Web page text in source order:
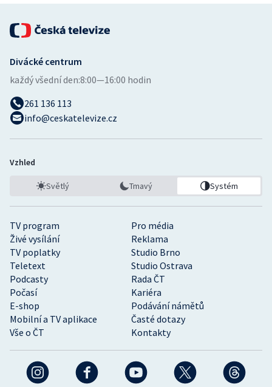
TV program
Pro média
Živé vysílání
Reklama
TV poplatky
Studio Brno
Teletext
Studio Ostrava
Podcasty
Rada ČT
Počasí
Kariéra
E-shop
Podávání námětů
Mobilní a TV aplikace
Časté dotazy
Vše o ČT
Kontakty
Divácké centrum
každý všední den:8:00—16:00 hodin
261 136 113
info@ceskatelevize.cz
Vzhled
Světlý Tmavý Systém